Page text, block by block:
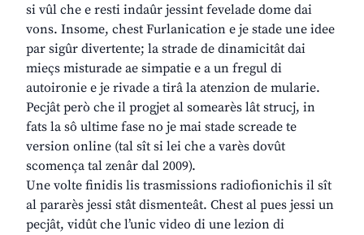
si vûl che e resti indaûr jessint fevelade dome dai
vons. Insome, chest Furlanication e je stade une idee
par sigûr divertente; la strade de dinamicitât dai
mieçs misturade ae simpatie e a un fregul di
autoironie e je rivade a tirâ la atenzion de mularie.
Pecjât però che il progjet al somearès lât strucj, in
fats la sô ultime fase no je mai stade screade te
version online (tal sît si lei che a varès dovût
scomença tal zenâr dal 2009).
Une volte finidis lis trasmissions radiofionichis il sît
al pararès jessi stât dismenteât. Chest al pues jessi un
pecjât, vidût che l’unic video di une lezion di